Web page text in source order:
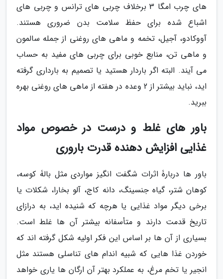
های چرب امگا 3 برخلاف چربی های ترانس و چربی های
اشباع شده برای حفظ سلامت بدن ضروری هستند.
آووکادو، آجیل، تخمه و ماهی های روغنی از جمله سالمون
و ماهی تن، منابع خوبی برای چربی های مفید به حساب
می آیند. البته اگر باردار هستید یا تصمیم به بارداری گرفته
اید، نباید بیشتر از 2 وعده در هفته از ماهی های روغنی بهره
ببرید.
باور های غلط و درست در خصوص مواد
غذایی افزایش دهنده قدرت باروری
باور ها دربارۀ اثرات شگفت انگیز مواردی مثل بالۀ کوسه،
کوهان شتر، گیاه جنسینگ، دانه کاج، آلو بخارا، شکلات یا
برخی دیگر مواد غذایی یا هرچه که شنیده اید، به درازای
تاریخ قدمت دارند و متأسفانه بیشتر آن ها غلط است.
بسیاری از آن ها بر اساس این فکر اولیه شکل گرفته اند که
خوردن غذا هایی که شبیه اندام های تناسلی هستند مثل
انجیر یا تخم مرغ، به عملکرد بهتر آن ارگان ها یاری خواهد